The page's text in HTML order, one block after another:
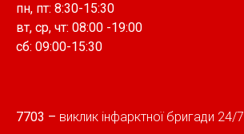
пн, пт: 8:30-15:30
вт, cр, чт: 08:00 -19:00
сб: 09:00-15:30
7703 – виклик інфарктної бригади 24/7